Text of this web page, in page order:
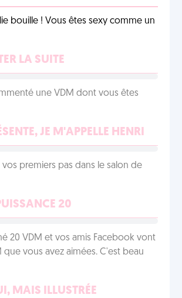
bouille ! Vous êtes sexy comme un
LA SUITE
une VDM dont vous êtes
JE M'APPELLE HENRI
vos premiers pas dans le salon de
20
20 VDM et vos amis Facebook vont
que vous avez aimées. C'est beau
MAIS ILLUSTRÉE